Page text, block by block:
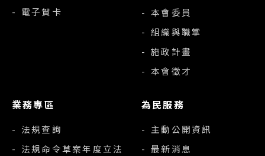
- 電子賀卡
- 本會委員
- 組織與職掌
- 施政計畫
- 本會徵才
業務專區
- 法規查詢
- 法規命令草案年度立法
為民服務
- 主動公開資訊
- 最新消息